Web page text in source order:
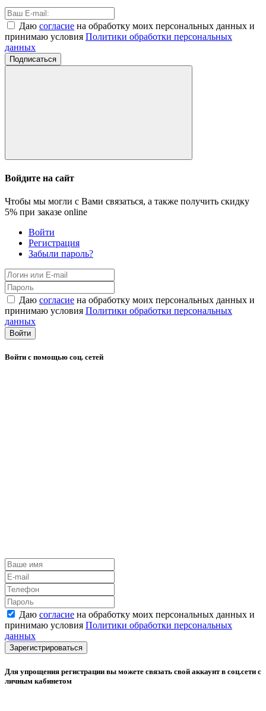
Даю согласие на обработку моих персональных данных и
принимаю условия Политики обработки персональных
данных
Подписаться
Войдите на сайт
Чтобы мы могли с Вами связаться, а также получить скидку
5% при заказе online
Войти
Регистрация
Забыли пароль?
Даю согласие на обработку моих персональных данных и
принимаю условия Политики обработки персональных
данных
Войти
Войти с помощью соц. сетей
Даю согласие на обработку моих персональных данных и
принимаю условия Политики обработки персональных
данных
Зарегистрироваться
Для упрощения регистрации вы можете связать свой аккаунт в соц.сети с
личным кабинетом